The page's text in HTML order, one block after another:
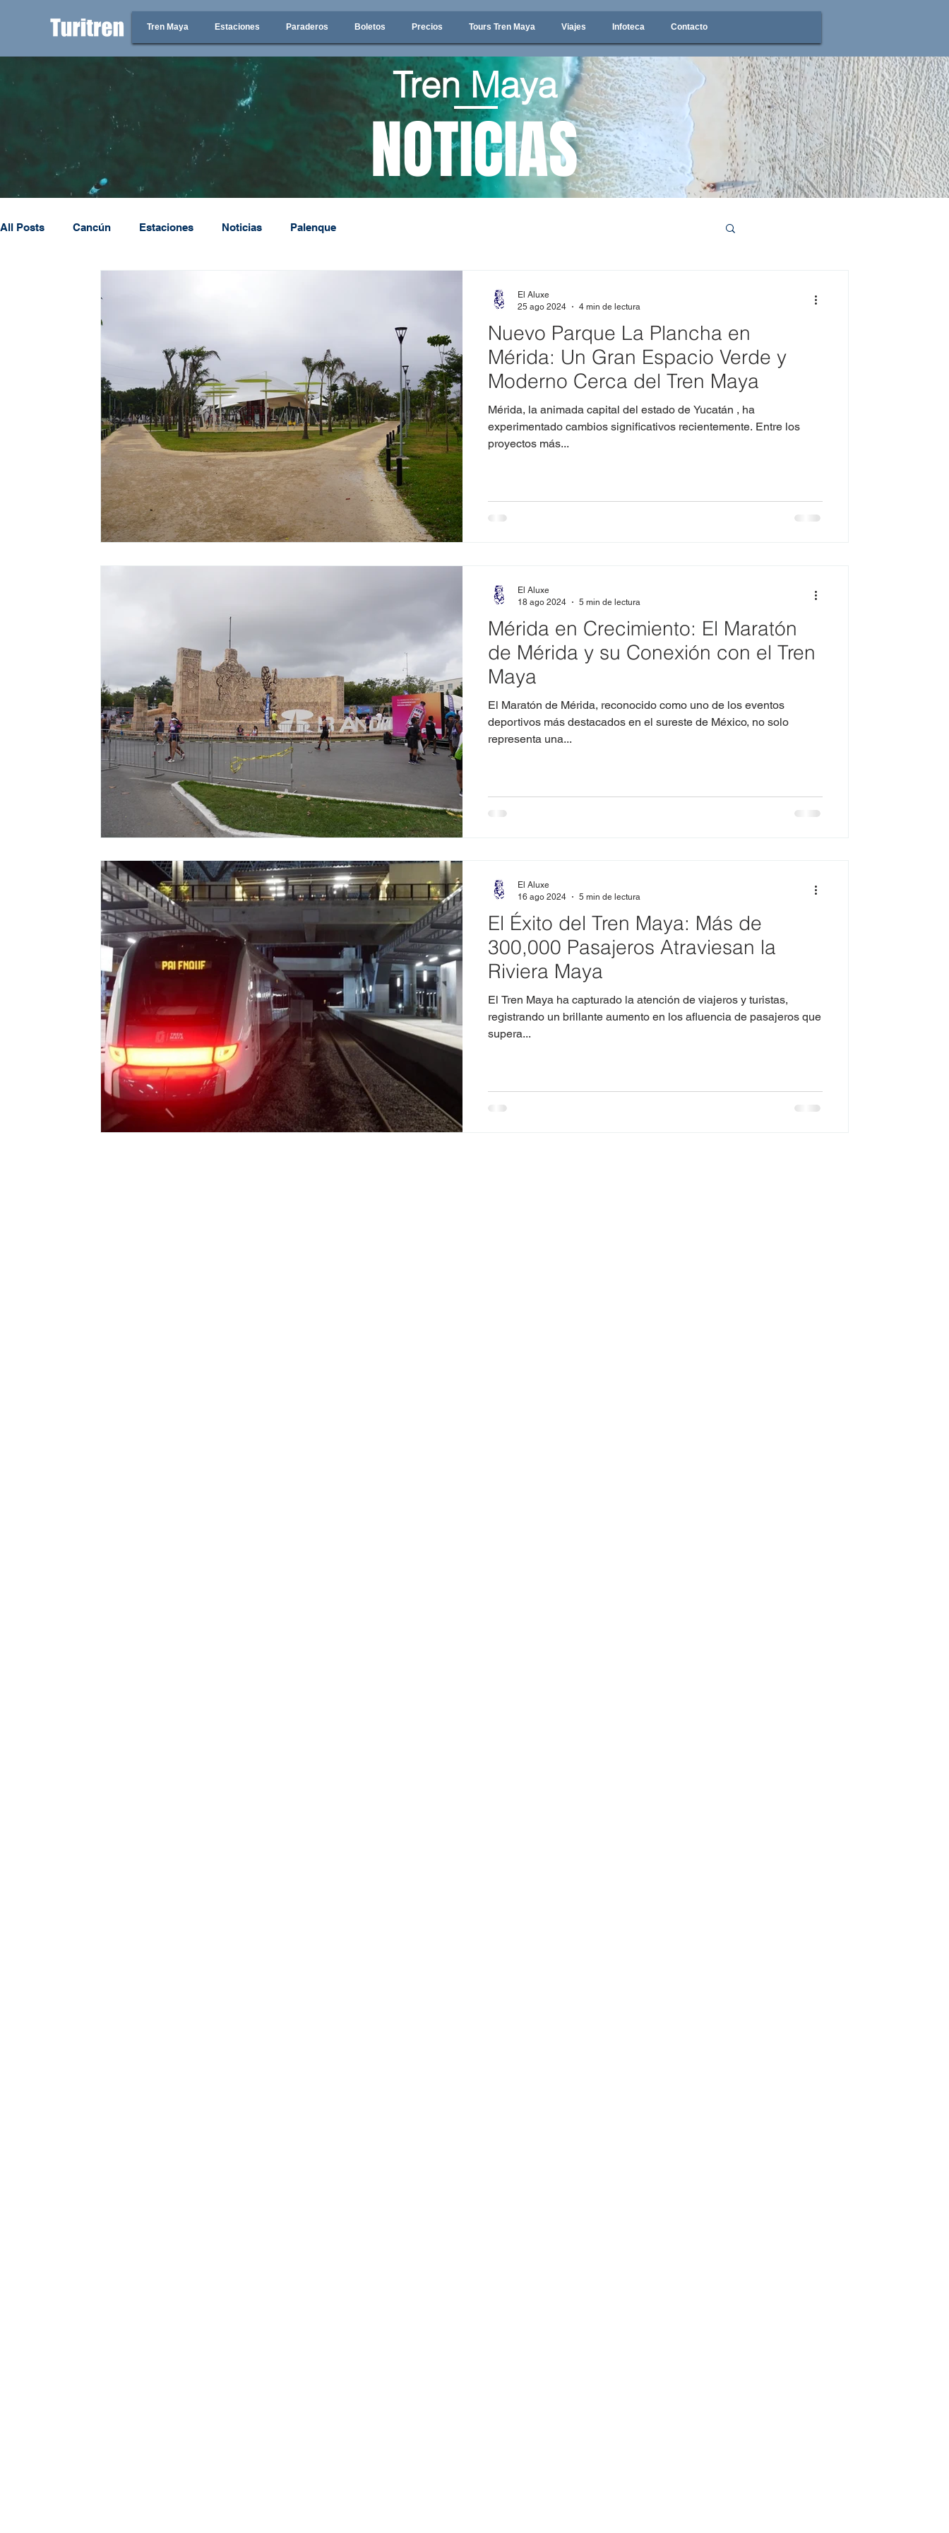
Tren Maya Estaciones Paraderos Boletos Precios Tours Tren Maya Viajes Infoteca Contacto
Tren Maya
NOTICIAS
All Posts Cancún Estaciones Noticias Palenque
Nuevo Parque La Plancha en
Mérida: Un Gran Espacio Verde y
Moderno Cerca del Tren Maya
Mérida, la animada capital del estado de Yucatán , ha
experimentado cambios significativos recientemente. Entre los
proyectos más...
El Aluxe
25 ago 2024
4 min de lectura
Mérida en Crecimiento: El Maratón
de Mérida y su Conexión con el Tren
Maya
El Maratón de Mérida, reconocido como uno de los eventos
deportivos más destacados en el sureste de México, no solo
representa una...
El Aluxe
18 ago 2024
5 min de lectura
El Éxito del Tren Maya: Más de
300,000 Pasajeros Atraviesan la
Riviera Maya
El Tren Maya ha capturado la atención de viajeros y turistas,
registrando un brillante aumento en los afluencia de pasajeros que
supera...
El Aluxe
16 ago 2024
5 min de lectura